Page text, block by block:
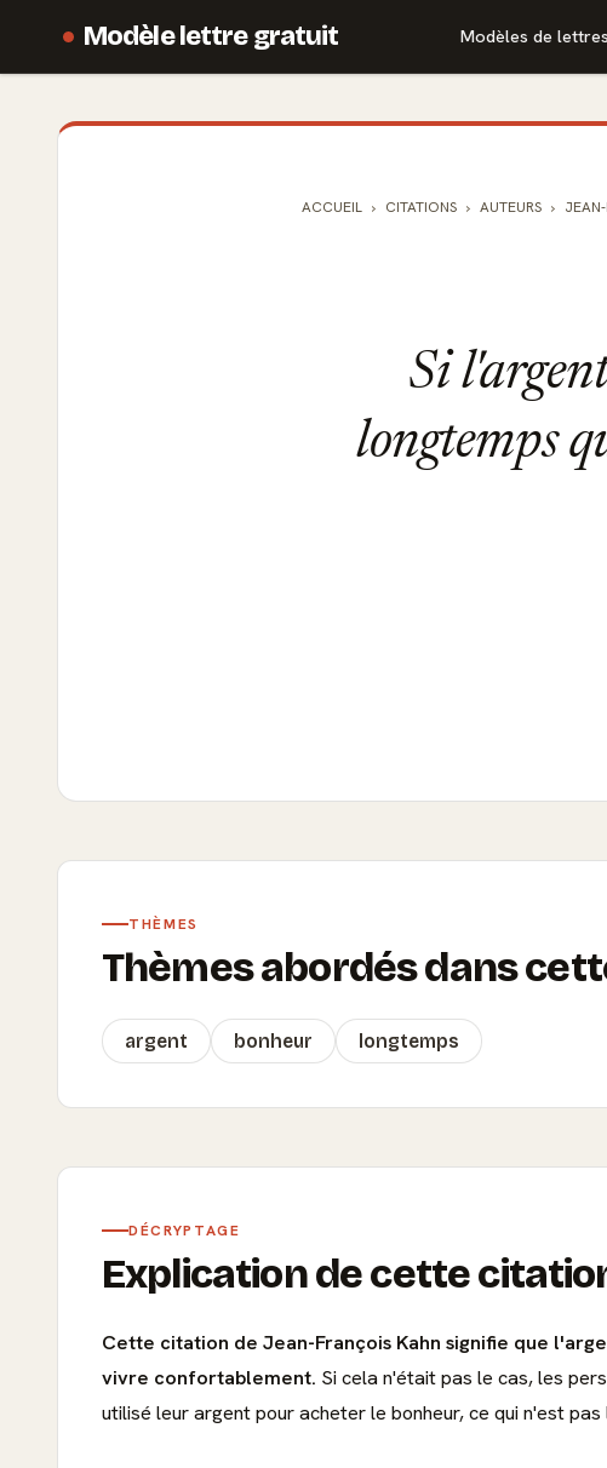
Modèle lettre gratuit Modèles de lettres
ACCUEIL CITATIONS AUTEURS
Si
longtemps
THÈMES
Thèmes abordés dans
argent bonheur longtemps
DÉCRYPTAGE
Explication de cette
Cette citation de Jean-François Kahn signifie que
vivre confortablement. Si cela n'était pas le cas, les
utilisé leur argent pour acheter le bonheur, ce qui n'est pas